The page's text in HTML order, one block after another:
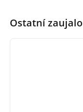
Ostatní zaujalo